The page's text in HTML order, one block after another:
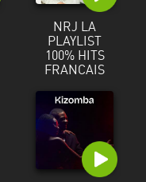
NRJ LA
PLAYLIST
100% HITS
FRANCAIS